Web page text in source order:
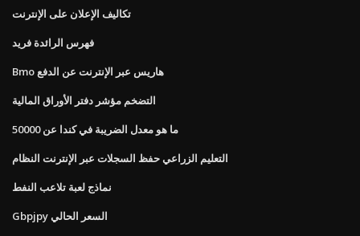
تكاليف الإعلان على الإنترنت
فهرس الرائدة فريد
Bmo هاريس عبر الإنترنت عن الدفع
التضخم مؤشر دفتر الأوراق المالية
ما هو معدل الضريبة في كندا عن 50000
التعليم الزراعي حفظ السجلات عبر الإنترنت النظام
نماذج لعبة تلاعب النفط
Gbpjpy السعر الحالي